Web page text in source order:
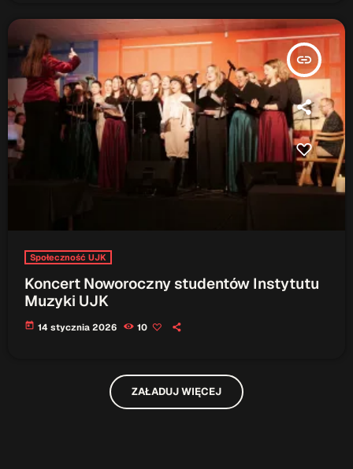
insert_link
Społeczność UJK
Koncert Noworoczny studentów Instytutu
Muzyki UJK
today 14 stycznia 2026 10
ZAŁADUJ WIĘCEJ